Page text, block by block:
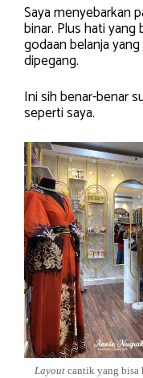
Saya menyebarkan
binar. Plus hati
godaan belanja
dipegang.
Ini sih benar-benar
seperti saya.
Layoutcantik yang bisa